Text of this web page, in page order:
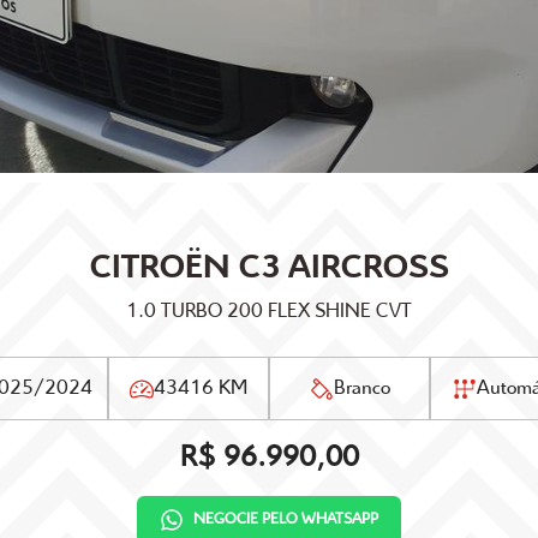
CITROËN C3 AIRCROSS
1.0 TURBO 200 FLEX SHINE CVT
2024 43416 KM Branco
R$ 96.990,00
NEGOCIE PELO WHATSAPP